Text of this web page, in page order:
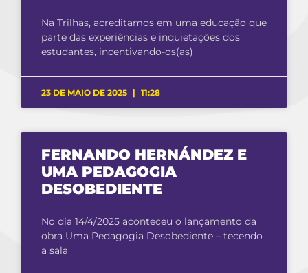
Na Trilhas, acreditamos em uma educação que
parte das experiências e inquietações dos
estudantes, incentivando-os(as)
23 DE MAIO DE 2025 11:28
FERNANDO HERNÁNDEZ E
UMA PEDAGOGIA
DESOBEDIENTE
No dia 14/4/2025 aconteceu o lançamento da
obra Uma Pedagogia Desobediente – tecendo
a sala